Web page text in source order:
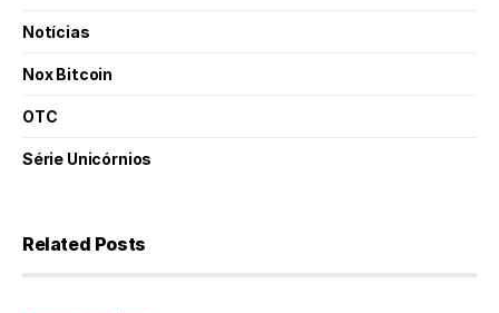
Notícias
Nox Bitcoin
OTC
Série Unicórnios
Related Posts